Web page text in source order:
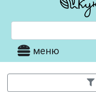
меню